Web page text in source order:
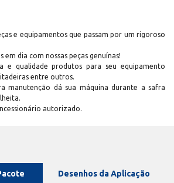
e equipamentos que passam por um rigoroso
em dia com nossas peças genuínas!
e qualidade produtos para seu equipamento
entre outros.
manutenção dá sua máquina durante a safra
autorizado.
Desenhos da Aplicação